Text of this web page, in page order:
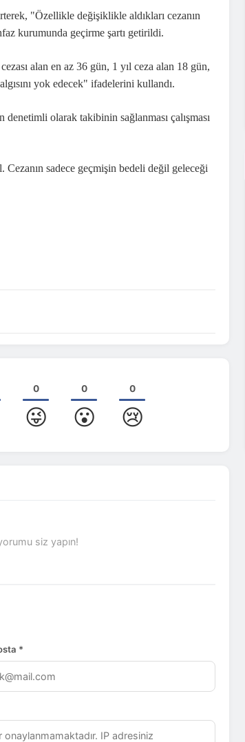
"Özellikle değişiklikle aldıkları cezanın
kurumunda geçirme şartı getirildi.
alan en az 36 gün, 1 yıl ceza alan 18 gün,
yok edecek" ifadelerini kullandı.
olarak takibinin sağlanması çalışması
sadece geçmişin bedeli değil geleceği
0
😜
0
😮
0
😢
siz yapın!
*